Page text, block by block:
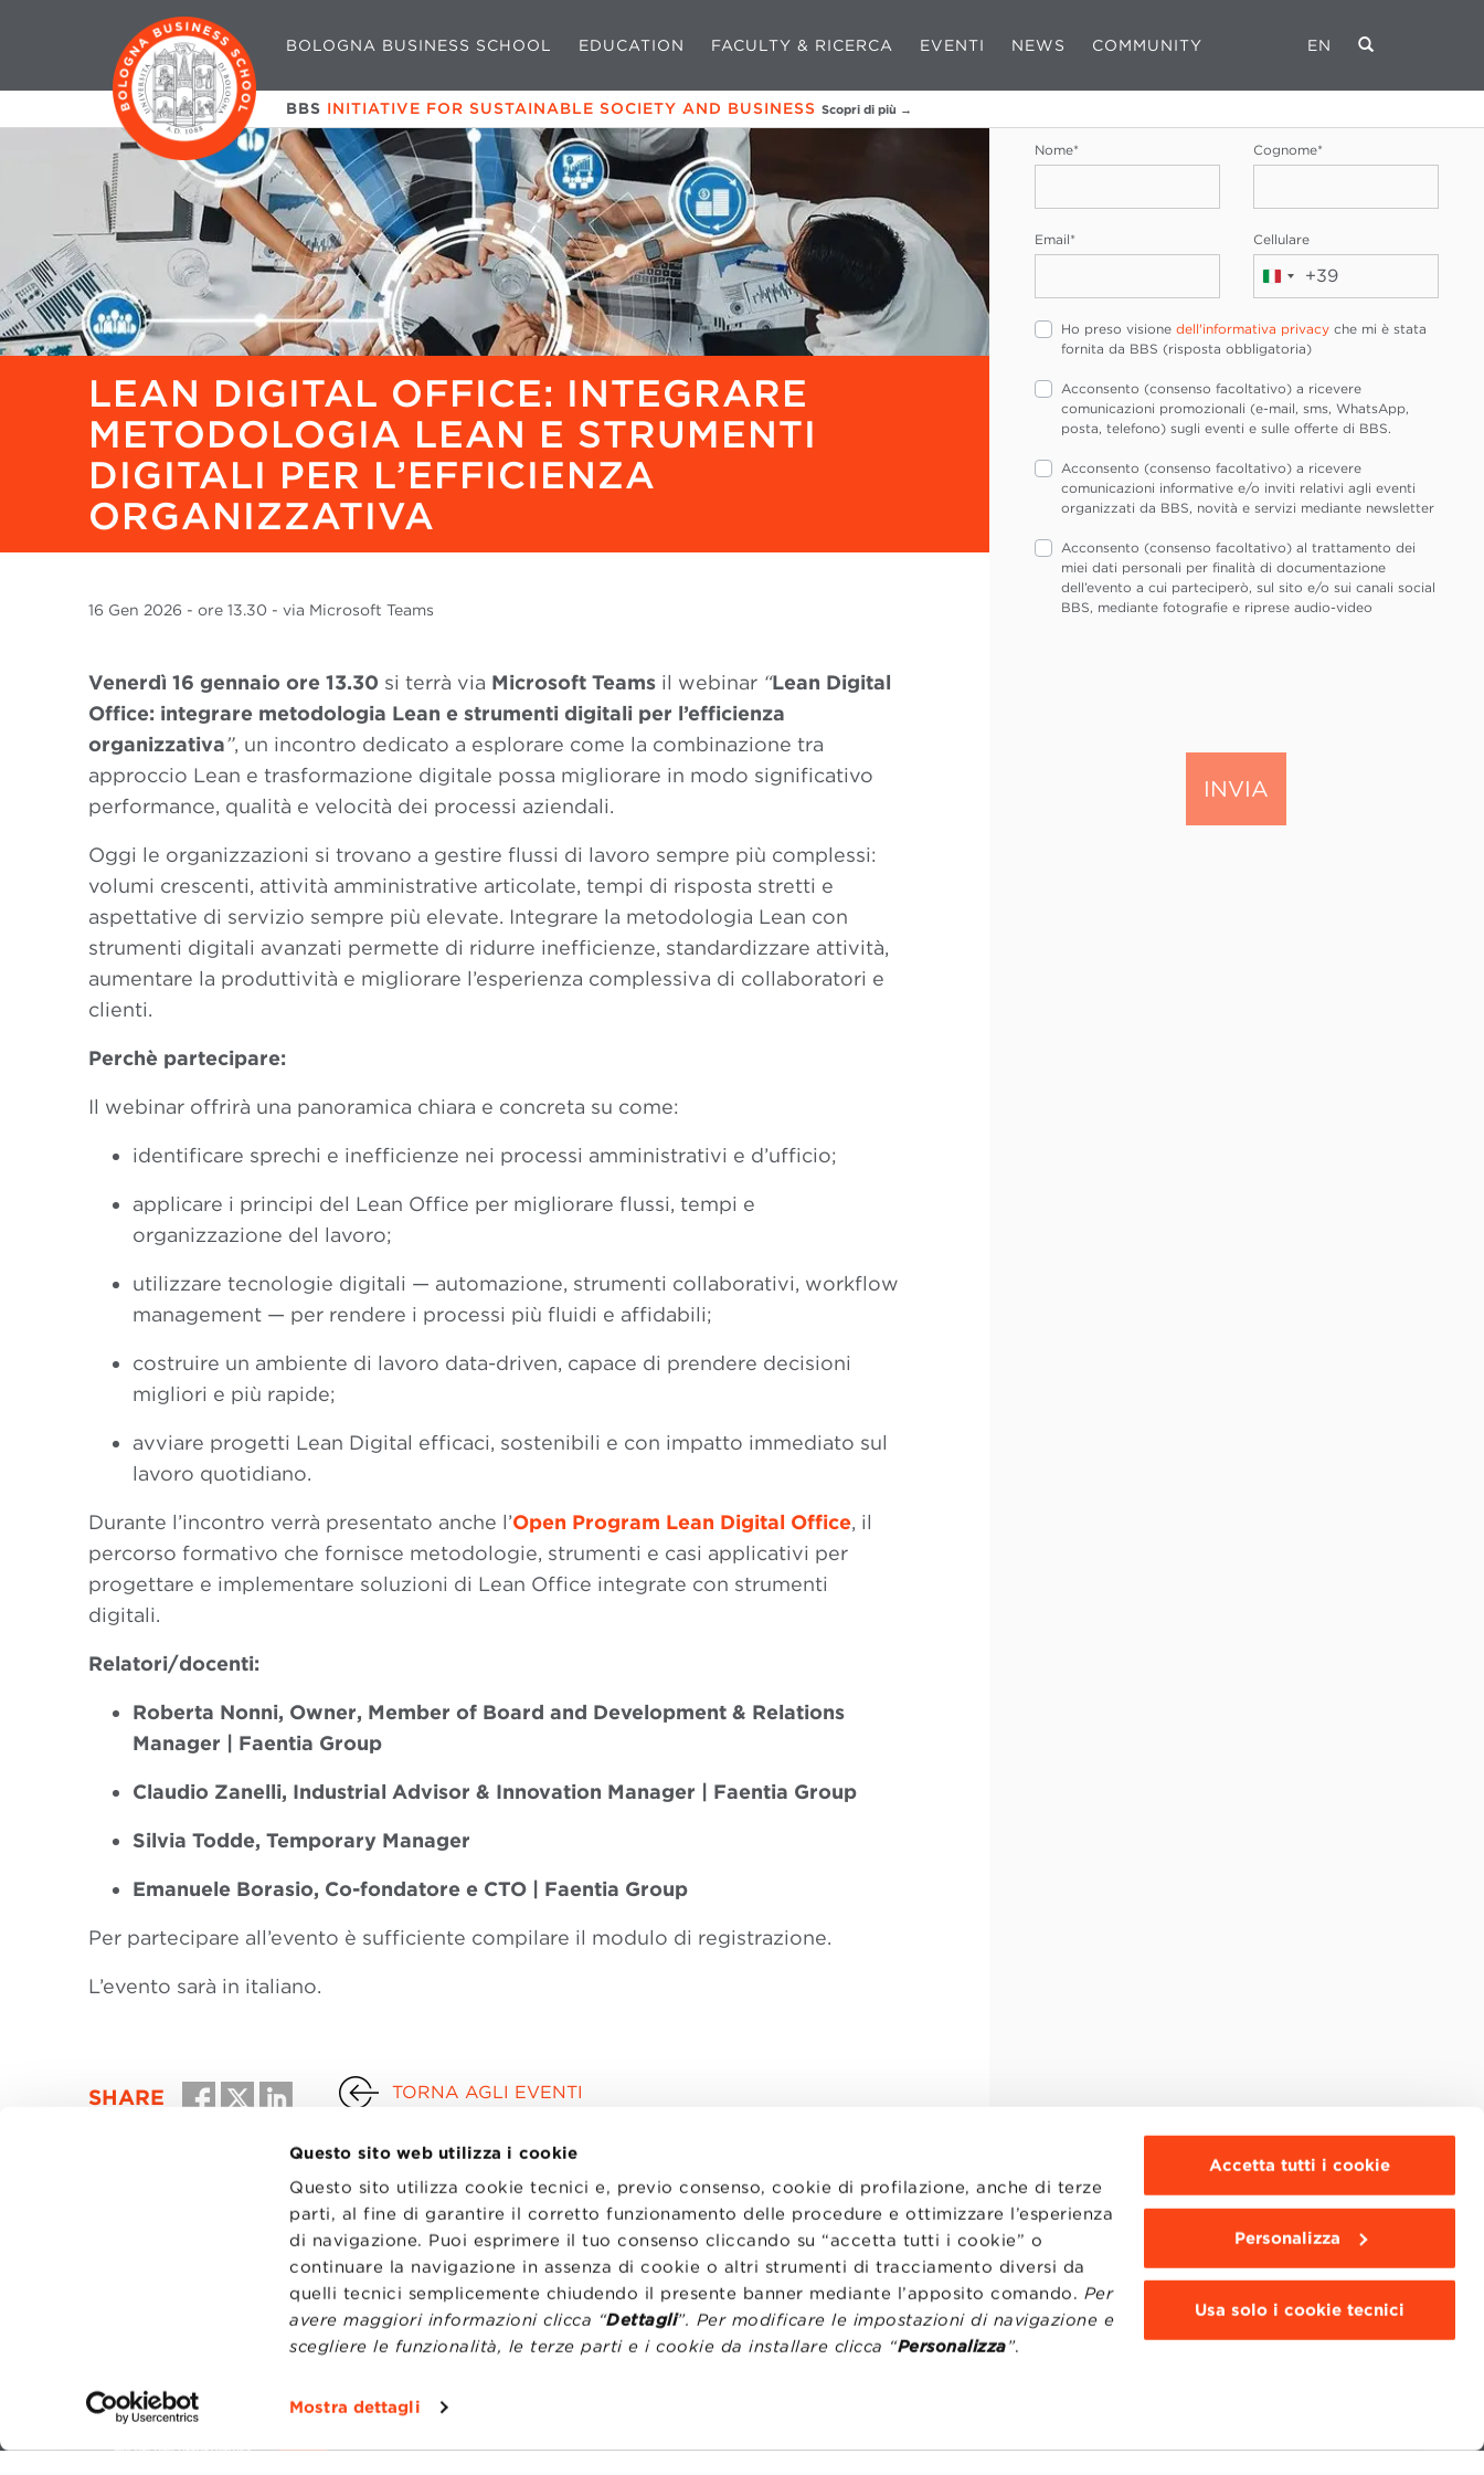
Questo sito web utilizza i cookie
Questo sito utilizza cookie tecnici e, previo consenso, cookie di profilazione, anche di terze
parti, al fine di garantire il corretto funzionamento delle procedure e ottimizzare l’esperienza
di navigazione. Puoi esprimere il tuo consenso cliccando su “accetta tutti i cookie” o
continuare la navigazione in assenza di cookie o altri strumenti di tracciamento diversi da
quelli tecnici semplicemente chiudendo il presente banner mediante l’apposito comando. Per
avere maggiori informazioni clicca “Dettagli”. Per modificare le impostazioni di navigazione e
scegliere le funzionalità, le terze parti e i cookie da installare clicca “Personalizza”.
Mostra dettagli
Accetta tutti i cookie
Personalizza
Usa solo i cookie tecnici
BOLOGNA BUSINESS SCHOOL EDUCATION FACULTY & RICERCA EVENTI NEWS COMMUNITY EN
BBS INITIATIVE FOR SUSTAINABLE SOCIETY AND BUSINESS Scopri di più →
LEAN DIGITAL OFFICE: INTEGRARE
METODOLOGIA LEAN E STRUMENTI
DIGITALI PER L’EFFICIENZA
ORGANIZZATIVA
16 Gen 2026 - ore 13.30 - via Microsoft Teams
Venerdì 16 gennaio ore 13.30 si terrà via Microsoft Teams il webinar “Lean Digital
Office: integrare metodologia Lean e strumenti digitali per l’efficienza
organizzativa”, un incontro dedicato a esplorare come la combinazione tra
approccio Lean e trasformazione digitale possa migliorare in modo significativo
performance, qualità e velocità dei processi aziendali.
Oggi le organizzazioni si trovano a gestire flussi di lavoro sempre più complessi:
volumi crescenti, attività amministrative articolate, tempi di risposta stretti e
aspettative di servizio sempre più elevate. Integrare la metodologia Lean con
strumenti digitali avanzati permette di ridurre inefficienze, standardizzare attività,
aumentare la produttività e migliorare l’esperienza complessiva di collaboratori e
clienti.
Perchè partecipare:
Il webinar offrirà una panoramica chiara e concreta su come:
identificare sprechi e inefficienze nei processi amministrativi e d’ufficio;
applicare i principi del Lean Office per migliorare flussi, tempi e
organizzazione del lavoro;
utilizzare tecnologie digitali — automazione, strumenti collaborativi, workflow
management — per rendere i processi più fluidi e affidabili;
costruire un ambiente di lavoro data-driven, capace di prendere decisioni
migliori e più rapide;
avviare progetti Lean Digital efficaci, sostenibili e con impatto immediato sul
lavoro quotidiano.
Durante l’incontro verrà presentato anche l’Open Program Lean Digital Office, il
percorso formativo che fornisce metodologie, strumenti e casi applicativi per
progettare e implementare soluzioni di Lean Office integrate con strumenti
digitali.
Relatori/docenti:
Roberta Nonni, Owner, Member of Board and Development & Relations
Manager | Faentia Group
Claudio Zanelli, Industrial Advisor & Innovation Manager | Faentia Group
Silvia Todde, Temporary Manager
Emanuele Borasio, Co-fondatore e CTO | Faentia Group
Per partecipare all’evento è sufficiente compilare il modulo di registrazione.
L’evento sarà in italiano.
SHARE TORNA AGLI EVENTI
Nome* Cognome*
Email* Cellulare
Italia+39
Ho preso visione dell'informativa privacy che mi è stata
fornita da BBS (risposta obbligatoria)
Acconsento (consenso facoltativo) a ricevere
comunicazioni promozionali (e-mail, sms, WhatsApp,
posta, telefono) sugli eventi e sulle offerte di BBS.
Acconsento (consenso facoltativo) a ricevere
comunicazioni informative e/o inviti relativi agli eventi
organizzati da BBS, novità e servizi mediante newsletter
Acconsento (consenso facoltativo) al trattamento dei
miei dati personali per finalità di documentazione
dell’evento a cui parteciperò, sul sito e/o sui canali social
BBS, mediante fotografie e riprese audio-video
TRASPARENZA
PRIVACY